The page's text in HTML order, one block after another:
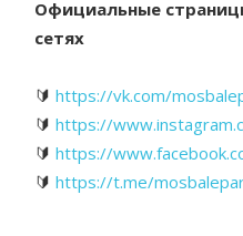
Официальные
сетях
🔰 https://vk.com/
🔰 https://
🔰 https://
🔰 https://t.me/